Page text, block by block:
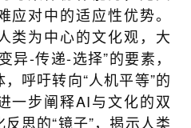
对中的适应性优势。
类为中心的文化观，大
异-传递-选择”的要素，
呼吁转向“人机平等”的
一步阐释AI与文化的双
思的“镜子”，揭示人类